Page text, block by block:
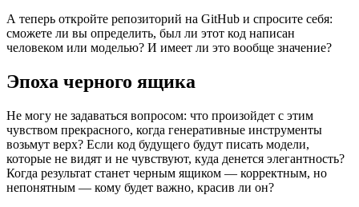
А теперь откройте репозиторий на GitHub и спросите себя:
сможете ли вы определить, был ли этот код написан
человеком или моделью? И имеет ли это вообще значение?
Эпоха черного ящика
Не могу не задаваться вопросом: что произойдет с этим
чувством прекрасного, когда генеративные инструменты
возьмут верх? Если код будущего будут писать модели,
которые не видят и не чувствуют, куда денется элегантность?
Когда результат станет черным ящиком — корректным, но
непонятным — кому будет важно, красив ли он?